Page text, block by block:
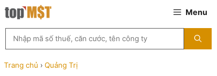
Chuyển
đến
Menu
kiếm
MST
theo
tên
Trang chủ › Quảng Trị